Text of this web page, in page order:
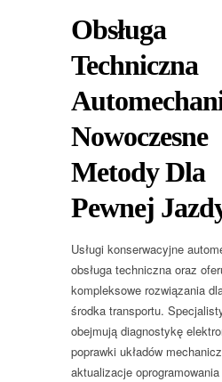
Obsługa
Techniczna
Nowoczesne
Metody Dla
Pewnej
Usługi konserwacyjne
obsługa techniczna oraz
kompleksowe rozwiązania
środka transportu.
obejmują diagnostykę
poprawki układów
aktualizacje